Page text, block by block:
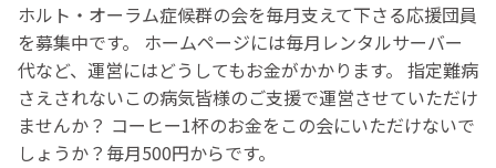
ホルト・オーラム症候群の会を毎月支えて下さる応援団員
を募集中です。 ホームページには毎月レンタルサーバー
代など、運営にはどうしてもお金がかかります。 指定難病
さえされないこの病気皆様のご支援で運営させていただけ
ませんか？ コーヒー1杯のお金をこの会にいただけないで
しょうか？毎月500円からです。